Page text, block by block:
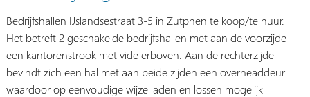
Bedrijfshallen IJslandsestraat 3-5 in Zutphen te koop/te huur.
Het betreft 2 geschakelde bedrijfshallen met aan de voorzijde
een kantorenstrook met vide erboven. Aan de rechterzijde
bevindt zich een hal met aan beide zijden een overheaddeur
waardoor op eenvoudige wijze laden en lossen mogelijk